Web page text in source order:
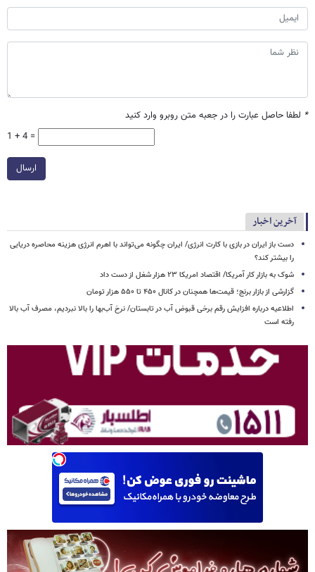
* لطفا حاصل عبارت را در جعبه متن روبرو وارد کنید
1 + 4 =
ارسال
آخرین اخبار
دست باز ایران در بازی با کارت انرژی/ ایران چگونه می‌تواند با اهرم انرژی‌ هزینه محاصره دریایی
را بیشتر کند؟
شوک به بازار کار آمریکا/ اقتصاد امریکا ۲۳ هزار شغل از دست داد
گزارشی از بازار برنج؛ قیمت‌ها همچنان در کانال ۴۵۰ تا ۵۵۰ هزار تومان
اطلاعیه درباره افزایش رقم برخی قبوض آب در تابستان/ نرخ آب‌بها را بالا نبردیم، مصرف آب بالا
رفته است